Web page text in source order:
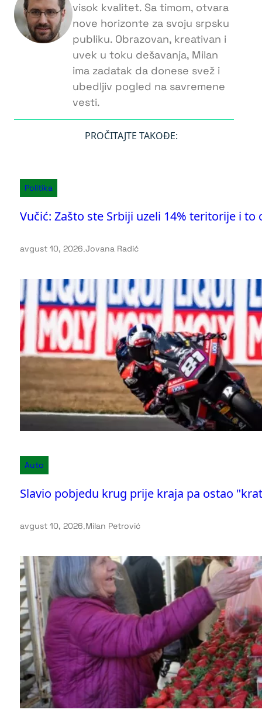
visok kvalitet. Sa timom, otvara
nove horizonte za svoju srpsku
publiku. Obrazovan, kreativan i
uvek u toku dešavanja, Milan
ima zadatak da donese svež i
ubedljiv pogled na savremene
vesti.
PROČITAJTE TAKOĐE:
Politika
Vučić: Zašto ste Srbiji uzeli 14% teritorije i
avgust 10, 2026.Jovana Radić
Auto
Slavio pobjedu krug prije kraja pa ostao
avgust 10, 2026.Milan Petrović